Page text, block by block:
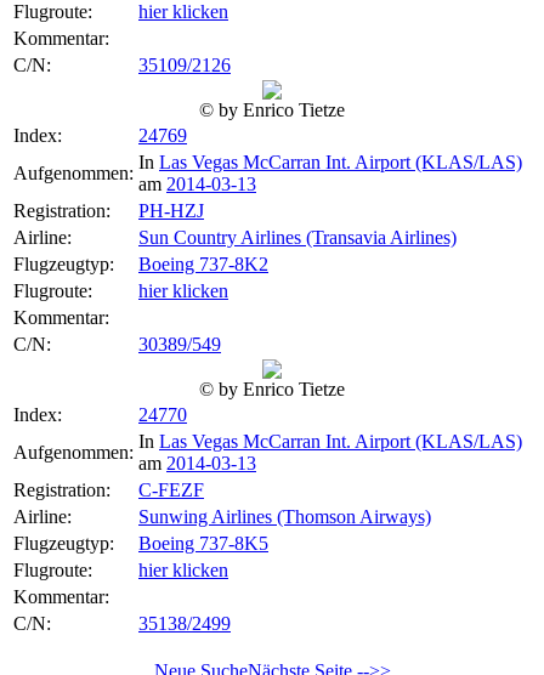
Flugroute:
hier klicken
Kommentar:
C/N:
35109/2126
© by Enrico Tietze
Index:
24769
Aufgenommen:
In Las Vegas McCarran Int. Airport (KLAS/LAS)
am 2014-03-13
Registration:
PH-HZJ
Airline:
Sun Country Airlines (Transavia Airlines)
Flugzeugtyp:
Boeing 737-8K2
Flugroute:
hier klicken
Kommentar:
C/N:
30389/549
© by Enrico Tietze
Index:
24770
Aufgenommen:
In Las Vegas McCarran Int. Airport (KLAS/LAS)
am 2014-03-13
Registration:
C-FEZF
Airline:
Sunwing Airlines (Thomson Airways)
Flugzeugtyp:
Boeing 737-8K5
Flugroute:
hier klicken
Kommentar:
C/N:
35138/2499
Neue SucheNächste Seite -->>